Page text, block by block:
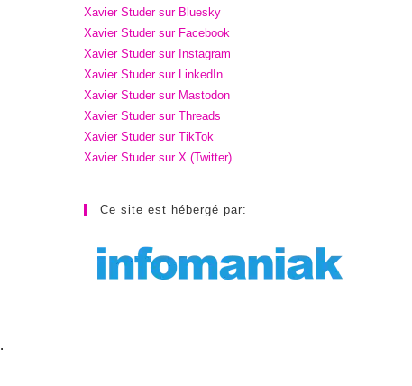
.
Xavier Studer sur Bluesky
Xavier Studer sur Facebook
Xavier Studer sur Instagram
Xavier Studer sur LinkedIn
Xavier Studer sur Mastodon
Xavier Studer sur Threads
Xavier Studer sur TikTok
Xavier Studer sur X (Twitter)
Ce site est hébergé par: